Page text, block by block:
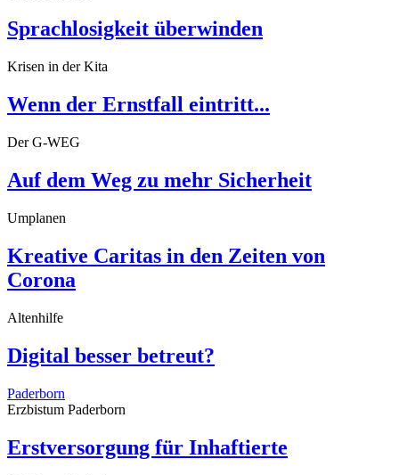
Sprachlosigkeit überwinden
Krisen in der Kita
Wenn der Ernstfall eintritt...
Der G-WEG
Auf dem Weg zu mehr Sicherheit
Umplanen
Kreative Caritas in den Zeiten von
Corona
Altenhilfe
Digital besser betreut?
Paderborn
Erzbistum Paderborn
Erstversorgung für Inhaftierte